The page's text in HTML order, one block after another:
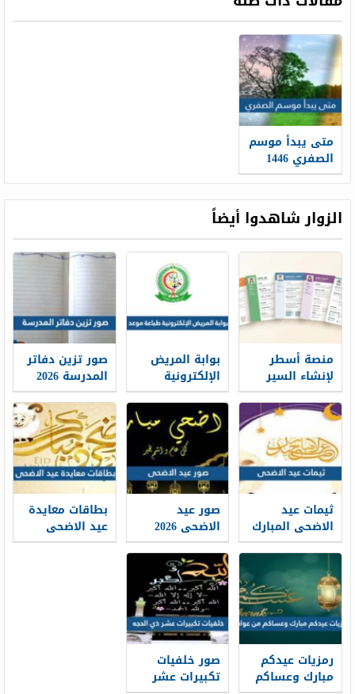
متى يبدأ موسم
الصفري 1446
العد التنازلي
الزوار شاهدوا أيضاً
منصة أسطر
لإنشاء السير
الذاتية: حين
تتحول الخبرات
إلى حكاية
مهنية واضحة
بوابة المريض
الإلكترونية
طباعة موعد
والتسجيل فيه
1448
صور تزين دفاتر
المدرسة 2026
ثيمات عيد
الاضحى المبارك
1448 / 2026
صور عيد
الاضحى 2026
خلفيات تهنئة
عيد الاضحى
جديدة 1448
بطاقات معايدة
عيد الاضحى
المبارك 2026 ،
رمزيات عيدكم
مبارك وعساكم
صور خلفيات
تكبيرات عشر